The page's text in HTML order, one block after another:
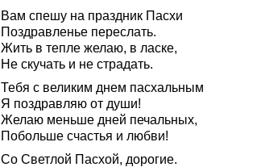
Вам спешу на праздник Пасхи
Поздравленье переслать.
Жить в тепле желаю, в ласке,
Не скучать и не страдать.
Тебя с великим днем пасхальным
Я поздравляю от души!
Желаю меньше дней печальных,
Побольше счастья и любви!
Со Светлой Пасхой, дорогие.